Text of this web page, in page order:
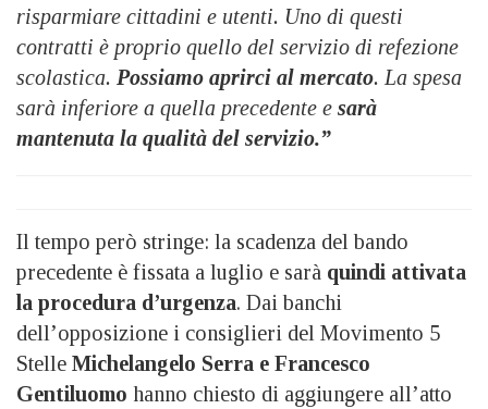
risparmiare cittadini e utenti. Uno di questi
contratti è proprio quello del servizio di refezione
scolastica. Possiamo aprirci al mercato. La spesa
sarà inferiore a quella precedente e sarà
mantenuta la qualità del servizio.”
Il tempo però stringe: la scadenza del bando
precedente è fissata a luglio e sarà quindi attivata
la procedura d’urgenza. Dai banchi
dell’opposizione i consiglieri del Movimento 5
Stelle Michelangelo Serra e Francesco
Gentiluomo hanno chiesto di aggiungere all’atto